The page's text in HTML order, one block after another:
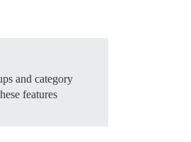
and category
features